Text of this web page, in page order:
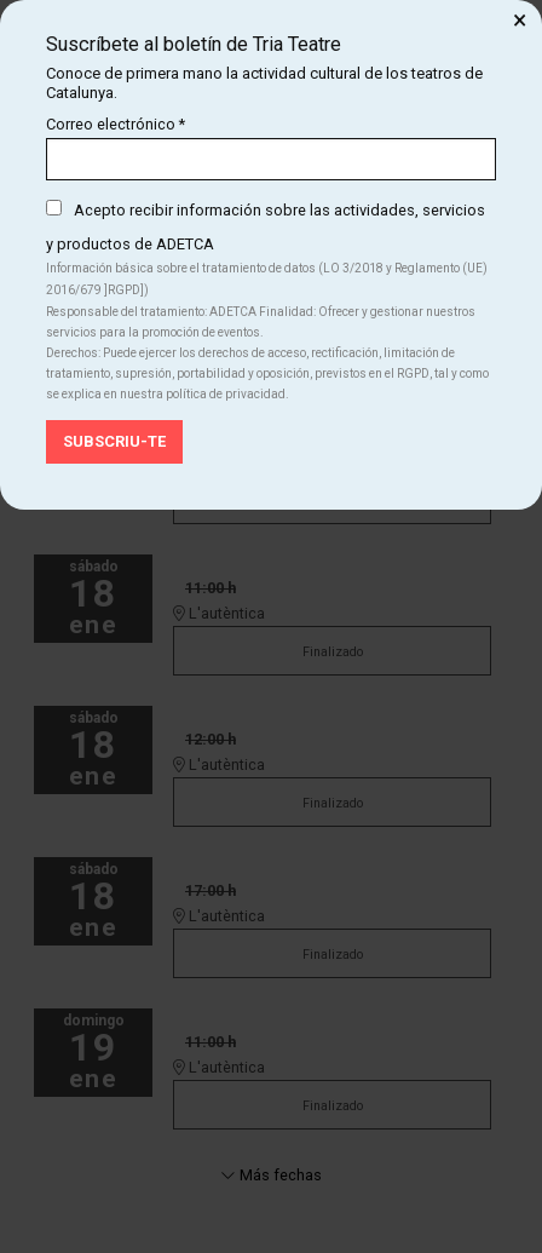
Un espectáculo de canciones, títeres y pequeñas musiquitas
especialmente dirigido a los niños de 0-3 años, para disfrutar de la
voz cantada, la voz hablada y de los pequeños matices de un
viernes
17
ene
18:00 h
L'autèntica
sábado
18
ene
11:00 h
L'autèntica
Finalizado
sábado
18
ene
12:00 h
L'autèntica
Finalizado
sábado
18
ene
17:00 h
L'autèntica
Finalizado
domingo
19
ene
11:00 h
L'autèntica
Finalizado
Más fechas
Suscríbete al boletín de Tria Teatre
Conoce de primera mano la actividad cultural de los teatros de
Catalunya.
Correo electrónico*
Acepto recibir información sobre las actividades, servicios
y productos de ADETCA
Información básica sobre el tratamiento de datos (LO 3/2018 y Reglamento (UE)
2016/679 ]RGPD])
Responsable del tratamiento: ADETCA Finalidad: Ofrecer y gestionar nuestros
servicios para la promoción de eventos.
Derechos: Puede ejercer los derechos de acceso, rectificación, limitación de
tratamiento, supresión, portabilidad y oposición, previstos en el RGPD, tal y como
se explica en nuestra política de privacidad.
×